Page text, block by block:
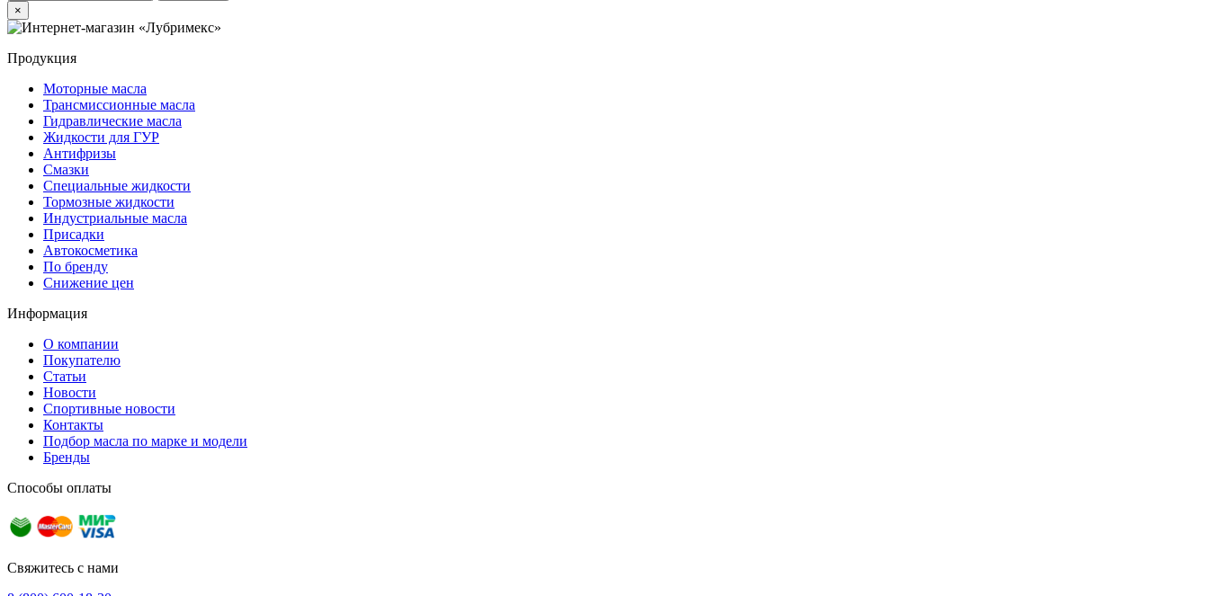
×
Продукция
Моторные масла
Трансмиссионные масла
Гидравлические масла
Жидкости для ГУР
Антифризы
Смазки
Специальные жидкости
Тормозные жидкости
Индустриальные масла
Присадки
Автокосметика
По бренду
Снижение цен
Информация
О компании
Покупателю
Статьи
Новости
Спортивные новости
Контакты
Подбор масла по марке и модели
Бренды
Способы оплаты
Свяжитесь с нами